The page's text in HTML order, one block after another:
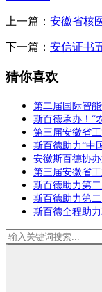
上一篇： 安徽省核
下一篇： 安信证书
猜你喜欢
第二届国际智
斯百德承办！“
第三届安徽省
斯百德助力“中
安徽斯百德协
第三届安徽省
斯百德助力第
斯百德助力第
斯百德全程助